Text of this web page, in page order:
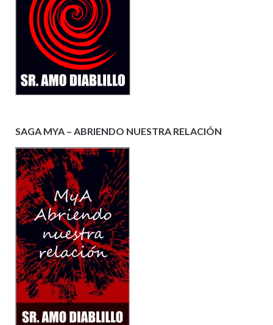
SAGA MYA – ABRIENDO NUESTRA RELACIÓN